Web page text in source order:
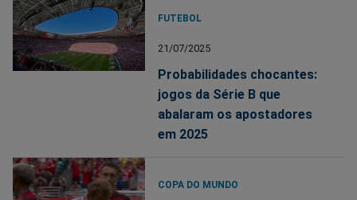
FUTEBOL
21/07/2025
Probabilidades chocantes:
jogos da Série B que
abalaram os apostadores
em 2025
COPA DO MUNDO